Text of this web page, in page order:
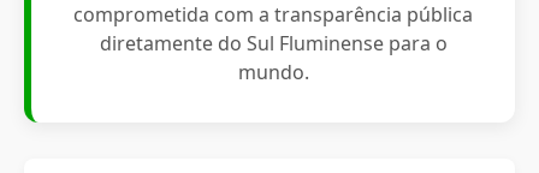
comprometida com a transparência pública
diretamente do Sul Fluminense para o
mundo.